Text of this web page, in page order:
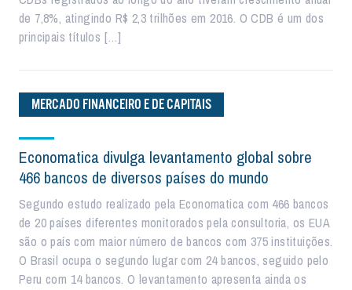
de 7,8%, atingindo R$ 2,3 trilhões em 2016. O CDB é um dos
principais títulos […]
MERCADO FINANCEIRO E DE CAPITAIS
Economatica divulga levantamento global sobre
466 bancos de diversos países do mundo
Segundo estudo realizado pela Economatica com 466 bancos
de 20 países diferentes monitorados pela consultoria, os EUA
são o país com maior número de bancos com 375 instituições.
O Brasil ocupa o segundo lugar com 24 bancos, seguido pelo
Peru com 14 bancos. O levantamento apresenta ainda os